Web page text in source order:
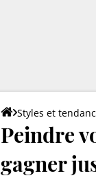
Styles et
Peindre
gagner